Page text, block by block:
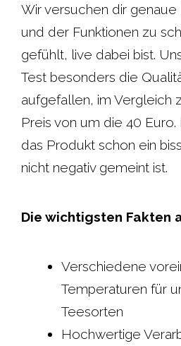
k p
Wir versuchen dir
und der Funktionen zu
gefühlt, live dabei bist.
Test besonders die
aufgefallen, im Vergleich
Preis von um die 40 Euro.
das Produkt schon ein
nicht negativ gemeint ist.
Die wichtigsten Fakten
Verschiedene
Temperaturen für
Teesorten
Hochwertige